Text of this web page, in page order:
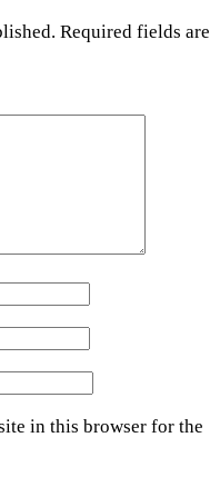
Required fields are
in this browser for the